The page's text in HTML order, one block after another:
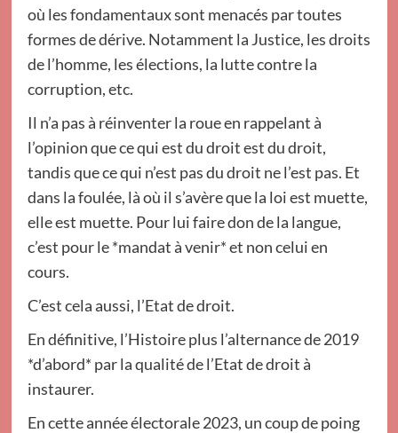
où les fondamentaux sont menacés par toutes
formes de dérive. Notamment la Justice, les droits
de l’homme, les élections, la lutte contre la
corruption, etc.
Il n’a pas à réinventer la roue en rappelant à
l’opinion que ce qui est du droit est du droit,
tandis que ce qui n’est pas du droit ne l’est pas. Et
dans la foulée, là où il s’avère que la loi est muette,
elle est muette. Pour lui faire don de la langue,
c’est pour le *mandat à venir* et non celui en
cours.
C’est cela aussi, l’Etat de droit.
En définitive, l’Histoire plus l’alternance de 2019
*d’abord* par la qualité de l’Etat de droit à
instaurer.
En cette année électorale 2023, un coup de poing